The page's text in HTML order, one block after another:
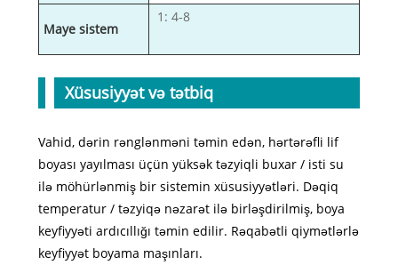
Maye sistem
1: 4-8
Xüsusiyyət və tətbiq
Vahid, dərin rənglənməni təmin edən, hərtərəfli lif
boyası yayılması üçün yüksək təzyiqli buxar / isti su
ilə möhürlənmiş bir sistemin xüsusiyyətləri. Dəqiq
temperatur / təzyiqə nəzarət ilə birləşdirilmiş, boya
keyfiyyəti ardıcıllığı təmin edilir. Rəqabətli qiymətlərlə
keyfiyyət boyama maşınları.